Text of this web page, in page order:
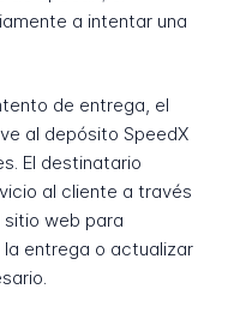
a intentar una
de entrega, el
al depósito SpeedX
El destinatario
al cliente a través
sitio web para
entrega o actualizar